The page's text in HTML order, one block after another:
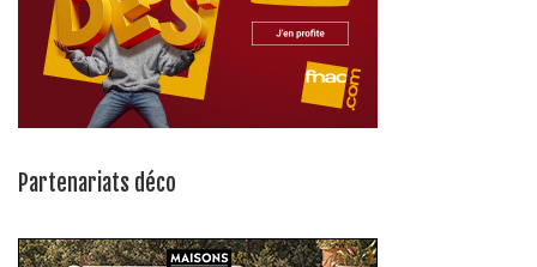
Partenariats déco